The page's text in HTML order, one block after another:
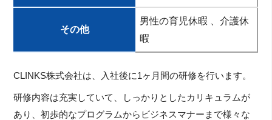
その他
男性の育児休暇 、介護休
暇
CLINKS株式会社は、入社後に1ヶ月間の研修を行います。
研修内容は充実していて、しっかりとしたカリキュラムが
あり、初歩的なプログラムからビジネスマナーまで様々な